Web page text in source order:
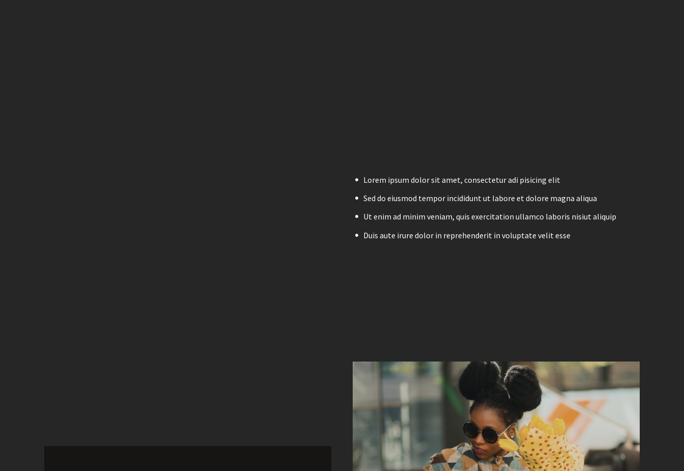
Lorem ipsum dolor sit amet, consectetur adi pisicing elit
Sed do eiusmod tempor incididunt ut labore et dolore magna aliqua
Ut enim ad minim veniam, quis exercitation ullamco laboris nisiut aliquip
Duis aute irure dolor in reprehenderit in voluptate velit esse